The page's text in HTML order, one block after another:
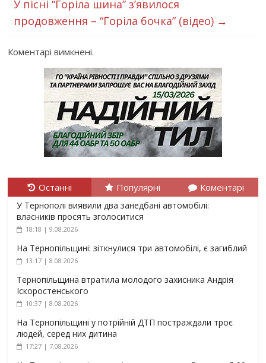
У пісні “Горіла шина” з’явилося
продовження – “Горіла бочка” (відео) →
Коментарі вимкнені.
Останні Популярні Коментарі
У Тернополі виявили два занедбані автомобілі:
власників просять зголоситися
18:18 | 9.08.2026
На Тернопільщині: зіткнулися три автомобілі, є загиблий
13:17 | 8.08.2026
Тернопільщина втратила молодого захисника Андрія
Іскоростенського
10:37 | 8.08.2026
На Тернопільщині у потрійній ДТП постраждали троє
людей, серед них дитина
17:27 | 7.08.2026